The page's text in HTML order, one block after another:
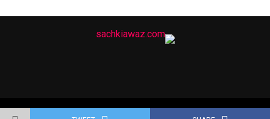
Copyright © 2025 Probitas News Network